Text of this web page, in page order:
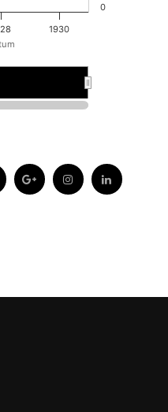
1930
0